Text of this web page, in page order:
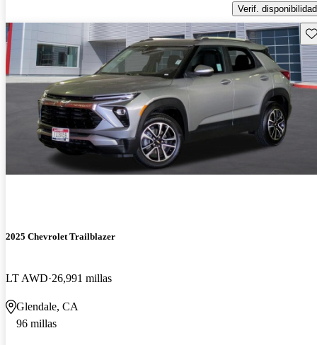
Verif. disponibilidad
2025 Chevrolet Trailblazer
LT AWD 26,991 millas
Glendale, CA
96 millas